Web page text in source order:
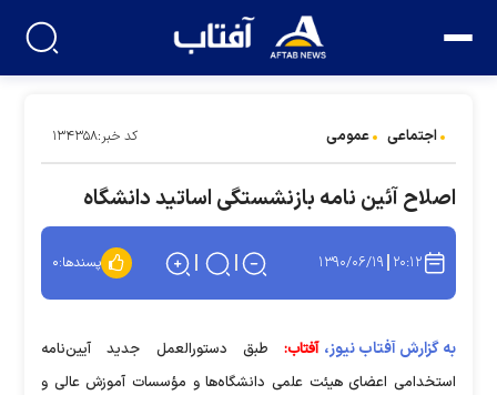
اجتماعی عمومی کد خبر:۱۳۴۳۵۸
اصلاح آئین نامه بازنشستگی اساتید دانشگاه
۲۰:۱۲ ۱۳۹۰/۰۶/۱۹ پسندها:۰
به گزارش آفتاب نیوز، آفتاب: طبق دستورالعمل جدید آیین‌نامه
استخدامی اعضای هیئت علمی دانشگاه‌ها و مؤسسات آموزش عالی و